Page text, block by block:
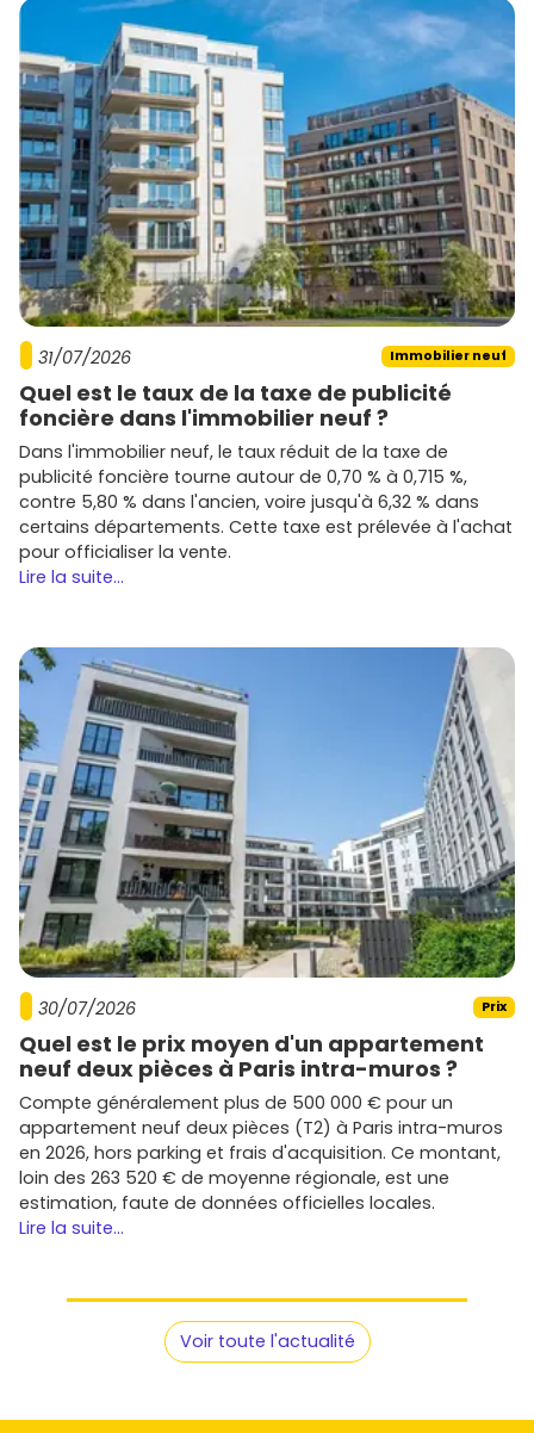
31/07/2026 Immobilier neuf
Quel est le taux de la taxe de publicité
foncière dans l'immobilier neuf ?
Dans l'immobilier neuf, le taux réduit de la taxe de
publicité foncière tourne autour de 0,70 % à 0,715 %,
contre 5,80 % dans l'ancien, voire jusqu'à 6,32 % dans
certains départements. Cette taxe est prélevée à l'achat
pour officialiser la vente.
Lire la suite...
30/07/2026 Prix
Quel est le prix moyen d'un appartement
neuf deux pièces à Paris intra-muros ?
Compte généralement plus de 500 000 € pour un
appartement neuf deux pièces (T2) à Paris intra-muros
en 2026, hors parking et frais d'acquisition. Ce montant,
loin des 263 520 € de moyenne régionale, est une
estimation, faute de données officielles locales.
Lire la suite...
Voir toute l'actualité